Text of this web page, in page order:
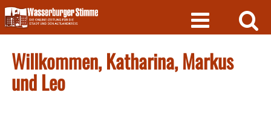
Skip
to
content
Willkommen, Katharina, Markus
und Leo